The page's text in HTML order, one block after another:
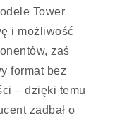
Tower
i możliwość
zaś
format bez
– dzięki temu
zadbał o